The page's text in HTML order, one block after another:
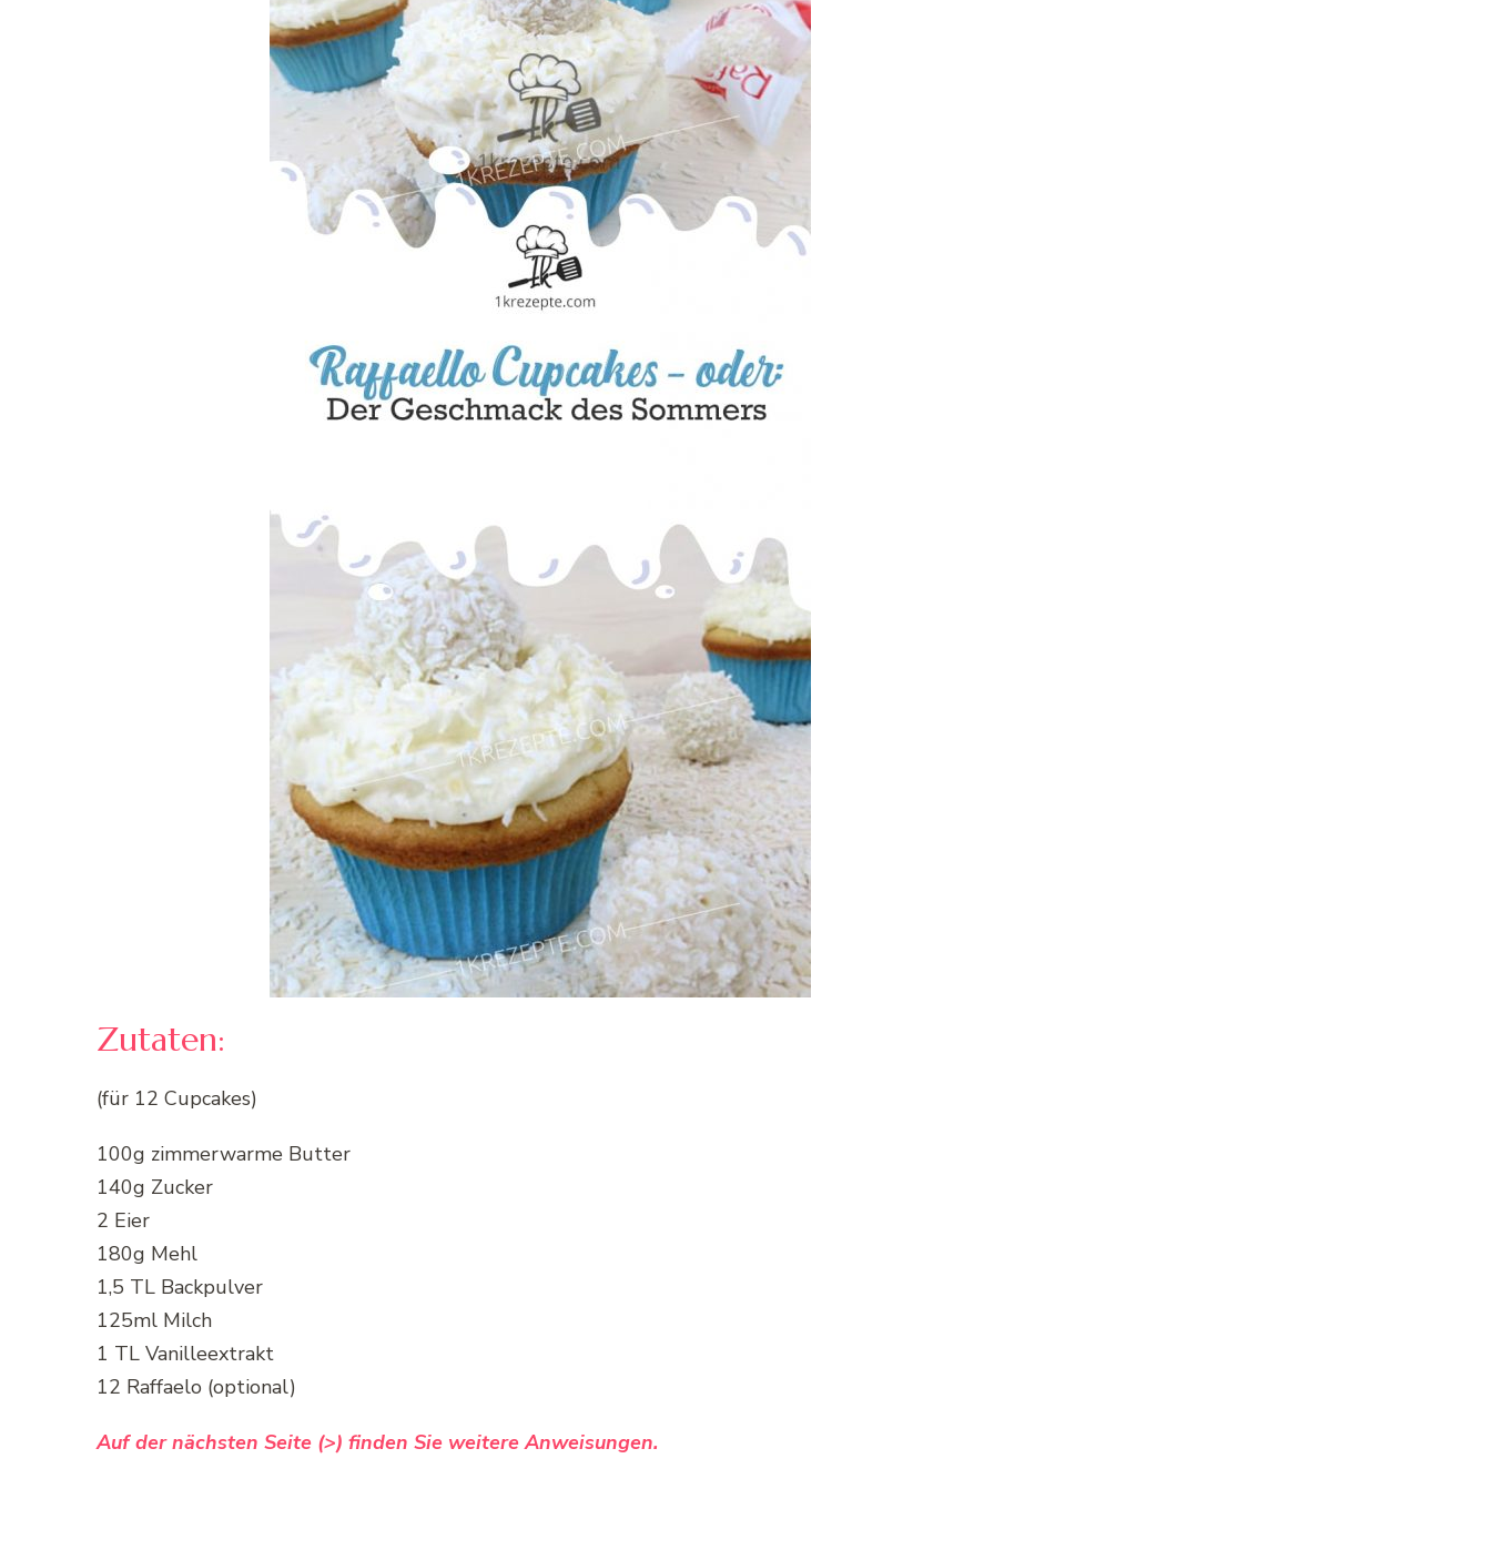
Zutaten:
(für 12 Cupcakes)
100g zimmerwarme Butter
140g Zucker
2 Eier
180g Mehl
1,5 TL Backpulver
125ml Milch
1 TL Vanilleextrakt
12 Raffaelo (optional)
Auf der nächsten Seite (>) finden Sie weitere Anweisungen.